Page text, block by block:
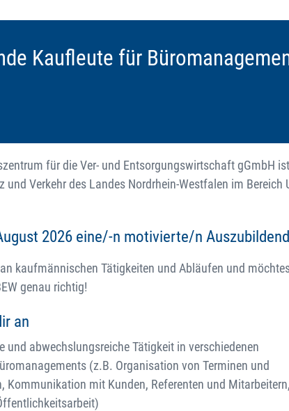
Kaufleute für
für die Ver- und Entsorgungswirtschaft gGmbH
und Verkehr des Landes Nordrhein-Westfalen im
2026 eine/-n motivierte/n
kaufmännischen Tätigkeiten und Abläufen und
genau richtig!
an
und abwechslungsreiche Tätigkeit in verschiedenen
(z.B. Organisation von Terminen und
Kommunikation mit Kunden, Referenten und Mitarbeitern,